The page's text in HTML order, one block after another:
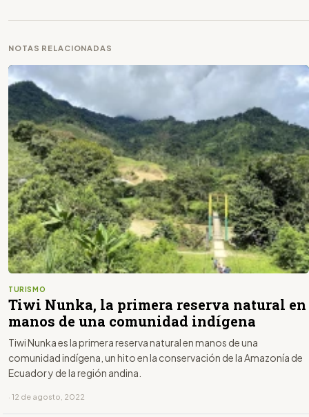
NOTAS RELACIONADAS
TURISMO
Tiwi Nunka, la primera reserva natural en
manos de una comunidad indígena
Tiwi Nunka es la primera reserva natural en manos de una
comunidad indígena, un hito en la conservación de la Amazonía de
Ecuador y de la región andina.
· 12 de agosto, 2022